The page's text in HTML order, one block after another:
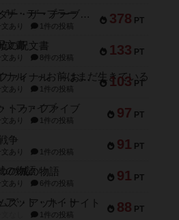
378 PT
アンダー・ザ・テーブラー
文あり 1件の投稿
133 PT
の呪文書
文あり 8件の投稿
103 PT
セミファイナル ～お前はまだ生きている～
文あり 1件の投稿
97 PT
トゥ・ファイブ
文あり 1件の投稿
91 PT
争
文あり 1件の投稿
91 PT
の城の物語
文あり 6件の投稿
88 PT
ズ・アット・ナイト
1件の投稿